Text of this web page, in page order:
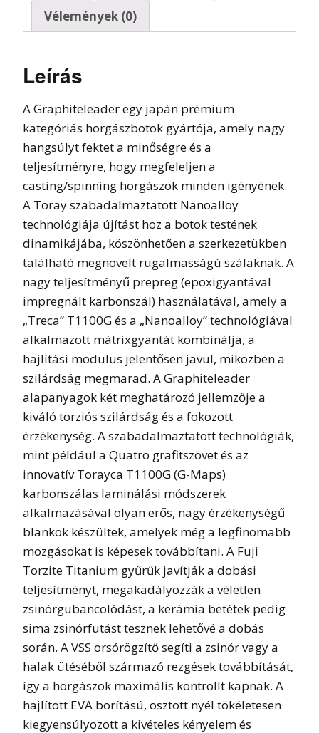
Vélemények (0)
Leírás
A Graphiteleader egy japán prémium
kategóriás horgászbotok gyártója, amely nagy
hangsúlyt fektet a minőségre és a
teljesítményre, hogy megfeleljen a
casting/spinning horgászok minden igényének.
A Toray szabadalmaztatott Nanoalloy
technológiája újítást hoz a botok testének
dinamikájába, köszönhetően a szerkezetükben
található megnövelt rugalmasságú szálaknak. A
nagy teljesítményű prepreg (epoxigyantával
impregnált karbonszál) használatával, amely a
„Treca” T1100G és a „Nanoalloy” technológiával
alkalmazott mátrixgyantát kombinálja, a
hajlítási modulus jelentősen javul, miközben a
szilárdság megmarad. A Graphiteleader
alapanyagok két meghatározó jellemzője a
kiváló torziós szilárdság és a fokozott
érzékenység. A szabadalmaztatott technológiák,
mint például a Quatro grafitszövet és az
innovatív Torayca T1100G (G-Maps)
karbonszálas laminálási módszerek
alkalmazásával olyan erős, nagy érzékenységű
blankok készültek, amelyek még a legfinomabb
mozgásokat is képesek továbbítani. A Fuji
Torzite Titanium gyűrűk javítják a dobási
teljesítményt, megakadályozzák a véletlen
zsinórgubancolódást, a kerámia betétek pedig
sima zsinórfutást tesznek lehetővé a dobás
során. A VSS orsórögzítő segíti a zsinór vagy a
halak ütéséből származó rezgések továbbítását,
így a horgászok maximális kontrollt kapnak. A
hajlított EVA borítású, osztott nyél tökéletesen
kiegyensúlyozott a kivételes kényelem és